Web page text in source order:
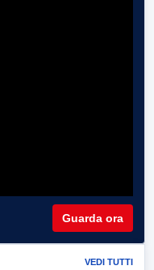
Guarda ora
VEDI TUTTI